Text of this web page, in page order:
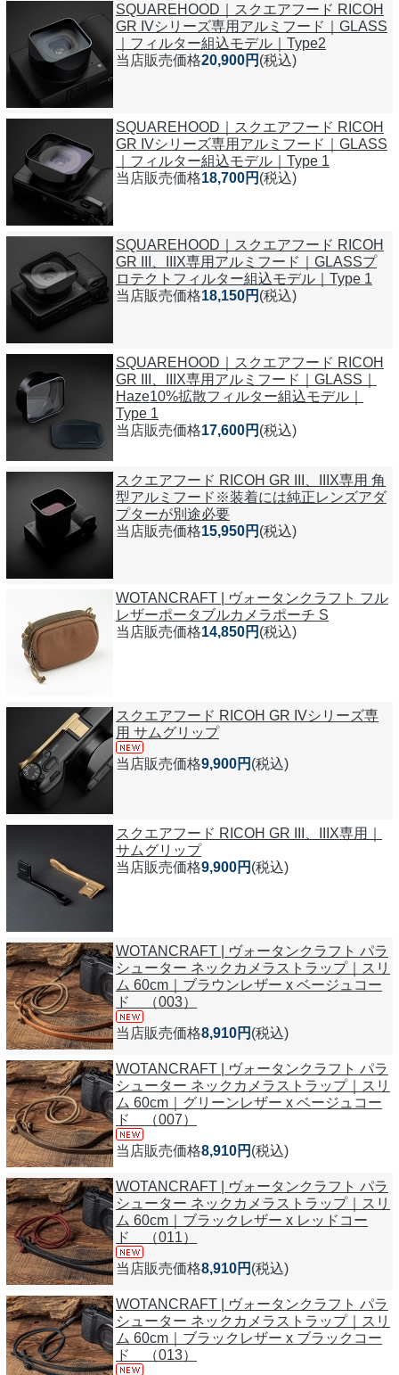
SQUAREHOOD｜スクエアフード RICOH
GR IVシリーズ専用アルミフード｜GLASS
｜フィルター組込モデル｜Type2
当店販売価格20,900円 (税込)
SQUAREHOOD｜スクエアフード RICOH
GR IVシリーズ専用アルミフード｜GLASS
｜フィルター組込モデル｜Type 1
当店販売価格18,700円 (税込)
SQUAREHOOD｜スクエアフード RICOH
GR III、IIIX専用アルミフード｜GLASSプ
ロテクトフィルター組込モデル｜Type 1
当店販売価格18,150円 (税込)
SQUAREHOOD｜スクエアフード RICOH
GR III、IIIX専用アルミフード｜GLASS｜
Haze10%拡散フィルター組込モデル｜
Type 1
当店販売価格17,600円 (税込)
スクエアフード RICOH GR III、IIIX専用 角
型アルミフード※装着には純正レンズアダ
プターが別途必要
当店販売価格15,950円 (税込)
WOTANCRAFT | ヴォータンクラフト フル
レザーポータブルカメラポーチ S
当店販売価格14,850円 (税込)
スクエアフード RICOH GR IVシリーズ専
用 サムグリップ
当店販売価格9,900円 (税込)
スクエアフード RICOH GR III、IIIX専用｜
サムグリップ
当店販売価格9,900円 (税込)
WOTANCRAFT | ヴォータンクラフト パラ
シューター ネックカメラストラップ｜スリ
ム 60cm｜ブラウンレザー x ベージュコー
ド （003）
当店販売価格8,910円 (税込)
WOTANCRAFT | ヴォータンクラフト パラ
シューター ネックカメラストラップ｜スリ
ム 60cm｜グリーンレザー x ベージュコー
ド （007）
当店販売価格8,910円 (税込)
WOTANCRAFT | ヴォータンクラフト パラ
シューター ネックカメラストラップ｜スリ
ム 60cm｜ブラックレザー x レッドコー
ド （011）
当店販売価格8,910円 (税込)
WOTANCRAFT | ヴォータンクラフト パラ
シューター ネックカメラストラップ｜スリ
ム 60cm｜ブラックレザー x ブラックコー
ド （013）